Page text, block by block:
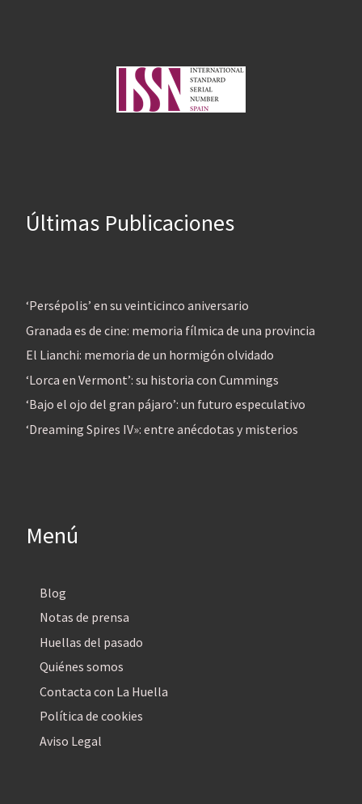
Últimas Publicaciones
‘Persépolis’ en su veinticinco aniversario
Granada es de cine: memoria fílmica de una provincia
El Lianchi: memoria de un hormigón olvidado
‘Lorca en Vermont’: su historia con Cummings
‘Bajo el ojo del gran pájaro’: un futuro especulativo
‘Dreaming Spires IV»: entre anécdotas y misterios
Menú
Blog
Notas de prensa
Huellas del pasado
Quiénes somos
Contacta con La Huella
Política de cookies
Aviso Legal